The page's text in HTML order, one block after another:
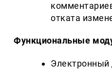
отката
Функциональные
Электронный